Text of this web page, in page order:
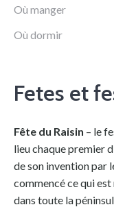
Où manger
Où dormir
Fetes et
Fête du Raisin – le
lieu chaque premier
de son invention par
commencé ce qui
dans toute la